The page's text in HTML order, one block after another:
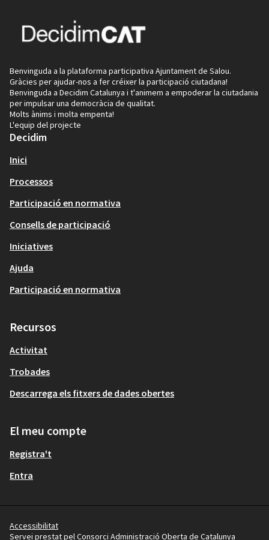
Benvinguda a la plataforma participativa Ajuntament de Salou.
Gràcies per ajudar-nos a fer créixer la participació ciutadana!
Benvinguda a Decidim Catalunya i t'animem a empoderar la ciutadania
per impulsar una democràcia de qualitat.
Molts ànims i molta empenta!
L'equip del projecte
Decidim
Inici
Processos
Participació en normativa
Consells de participació
Iniciatives
Ajuda
Participació en normativa
Recursos
Activitat
Trobades
Descarrega els fitxers de dades obertes
El meu compte
Registra't
Entra
Accessibilitat
Servei prestat pel Consorci Administració Oberta de Catalunya